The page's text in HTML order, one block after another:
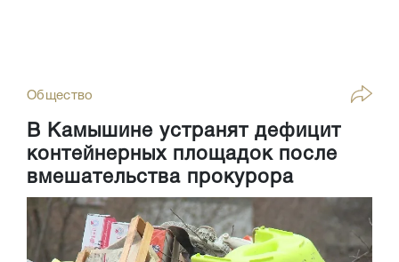
Общество
В Камышине устранят дефицит
контейнерных площадок после
вмешательства прокурора